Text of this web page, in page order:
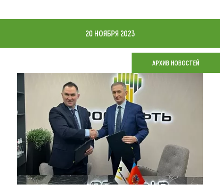
Что привезти (сувениры)
О регионе
Коллекция впечатлений
Другие рубрики
20 НОЯБРЯ 2023
АРХИВ НОВОСТЕЙ